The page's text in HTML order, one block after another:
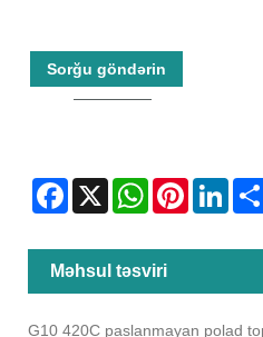
Sorğu göndərin
Facebook
X WhatsAppPinterest
Məhsul təsviri
G10 420C paslanmayan polad